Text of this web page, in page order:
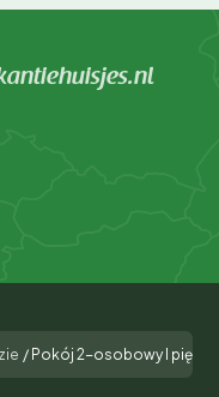
/ Pokój 2-osobowy I piętro